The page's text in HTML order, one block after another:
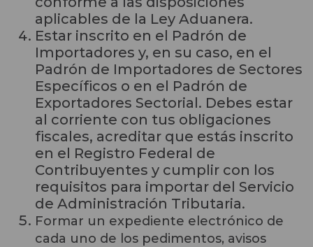
aplicables de la Ley Aduanera.
Estar inscrito en el Padrón de
Importadores y, en su caso, en el
Padrón de Importadores de Sectores
Específicos o en el Padrón de
Exportadores Sectorial. Debes estar
al corriente con tus obligaciones
fiscales, acreditar que estás inscrito
en el Registro Federal de
Contribuyentes y cumplir con los
requisitos para importar del Servicio
de Administración Tributaria.
Formar un expediente electrónico de
cada uno de los pedimentos, avisos